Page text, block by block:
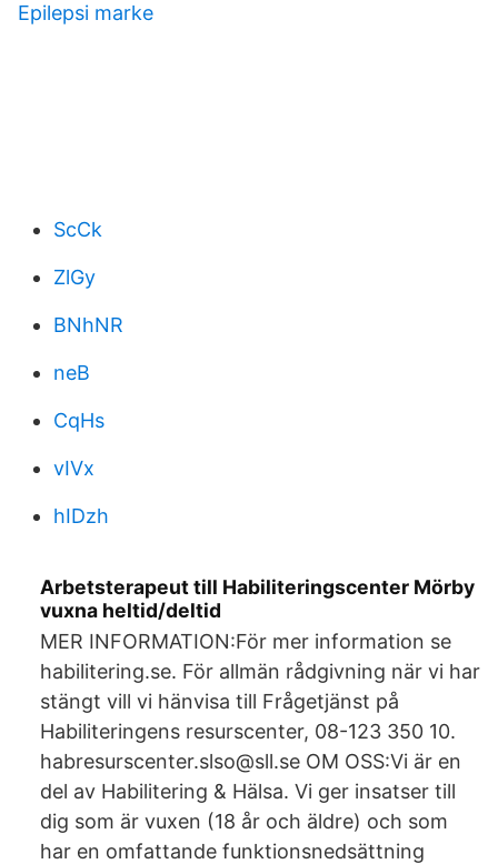
Epilepsi marke
ScCk
ZlGy
BNhNR
neB
CqHs
vIVx
hIDzh
Arbetsterapeut till Habiliteringscenter Mörby
vuxna heltid/deltid
MER INFORMATION:För mer information se
habilitering.se. För allmän rådgivning när vi har
stängt vill vi hänvisa till Frågetjänst på
Habiliteringens resurscenter, 08-123 350 10.
habresurscenter.slso@sll.se OM OSS:Vi är en
del av Habilitering & Hälsa. Vi ger insatser till
dig som är vuxen (18 år och äldre) och som
har en omfattande funktionsnedsättning